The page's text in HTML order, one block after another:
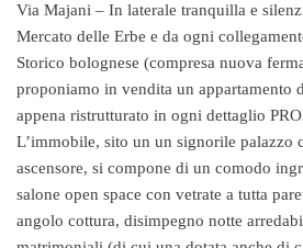
Via Majani – In laterale tranquilla e
Mercato delle Erbe e da ogni
Storico bolognese (compresa nuova
proponiamo in vendita un appartamento
appena ristrutturato in ogni dettaglio
L’immobile, sito un un signorile palazzo
ascensore, si compone di un comodo
salone open space con vetrate a tutta
angolo cottura, disimpegno notte